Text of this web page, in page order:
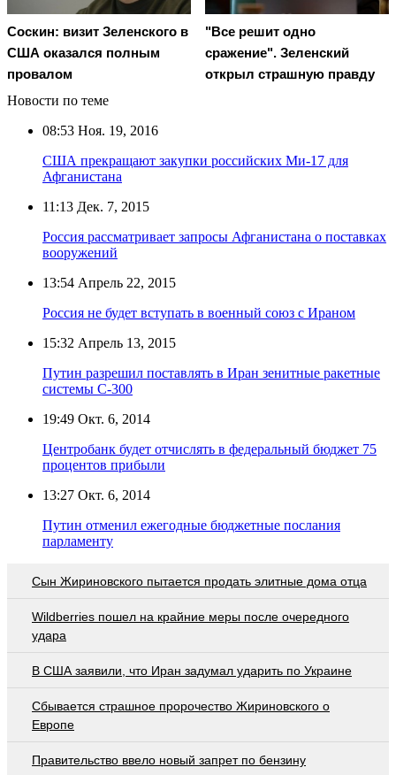
Соскин: визит Зеленского в
США оказался полным
провалом
"Все решит одно
сражение". Зеленский
открыл страшную правду
Новости по теме
08:53 Ноя. 19, 2016
США прекращают закупки российских Ми-17 для
Афганистана
11:13 Дек. 7, 2015
Россия рассматривает запросы Афганистана о поставках
вооружений
13:54 Апрель 22, 2015
Россия не будет вступать в военный союз с Ираном
15:32 Апрель 13, 2015
Путин разрешил поставлять в Иран зенитные ракетные
системы С-300
19:49 Окт. 6, 2014
Центробанк будет отчислять в федеральный бюджет 75
процентов прибыли
13:27 Окт. 6, 2014
Путин отменил ежегодные бюджетные послания
парламенту
Сын Жириновского пытается продать элитные дома отца
Wildberries пошел на крайние меры после очередного
удара
В США заявили, что Иран задумал ударить по Украине
Сбывается страшное пророчество Жириновского о
Европе
Правительство ввело новый запрет по бензину